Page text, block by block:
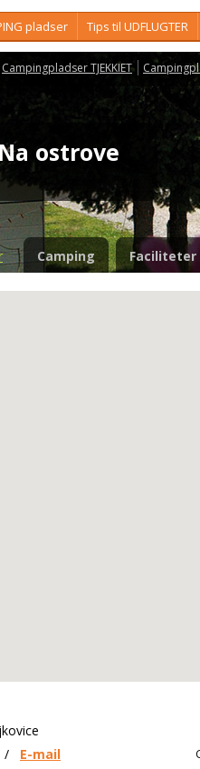
pladser Tips til UDFLUGTER
Campingpladser TJEKKIET
ostrove
Camping Faciliteter
/ E-mail